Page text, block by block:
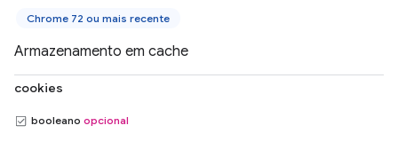
Chrome 72 ou mais recente
Armazenamento em cache
cookies
booleano opcional